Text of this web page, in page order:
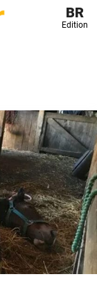
BR
Edition